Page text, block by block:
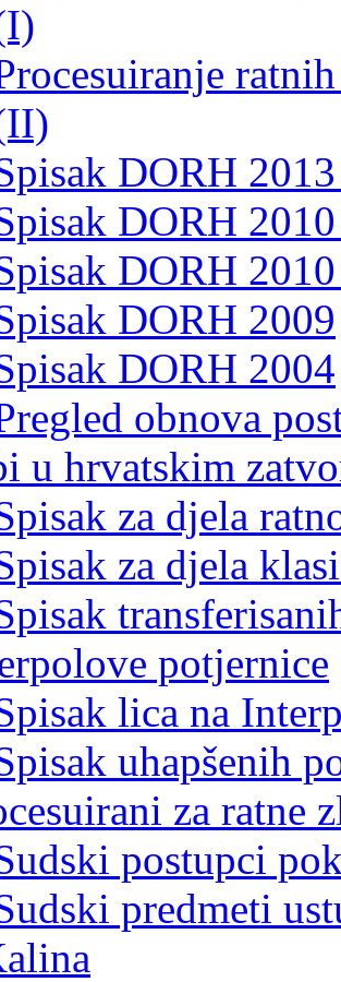
DORH
DORH
DORH
DORH 2009
DORH 2004
obnova
u hrvatskim
za djela
za djela
potjernice
lica na
uhapšenih
za ratne
postupci
predmeti